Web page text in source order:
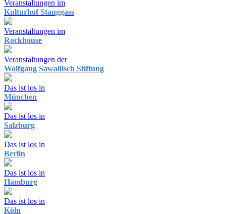
Veranstaltungen im
Kulturhof Stanggass
Veranstaltungen im
Rockhouse
Veranstaltungen der
Wolfgang Sawallisch Stiftung
Das ist los in
München
Das ist los in
Salzburg
Das ist los in
Berlin
Das ist los in
Hamburg
Das ist los in
Köln